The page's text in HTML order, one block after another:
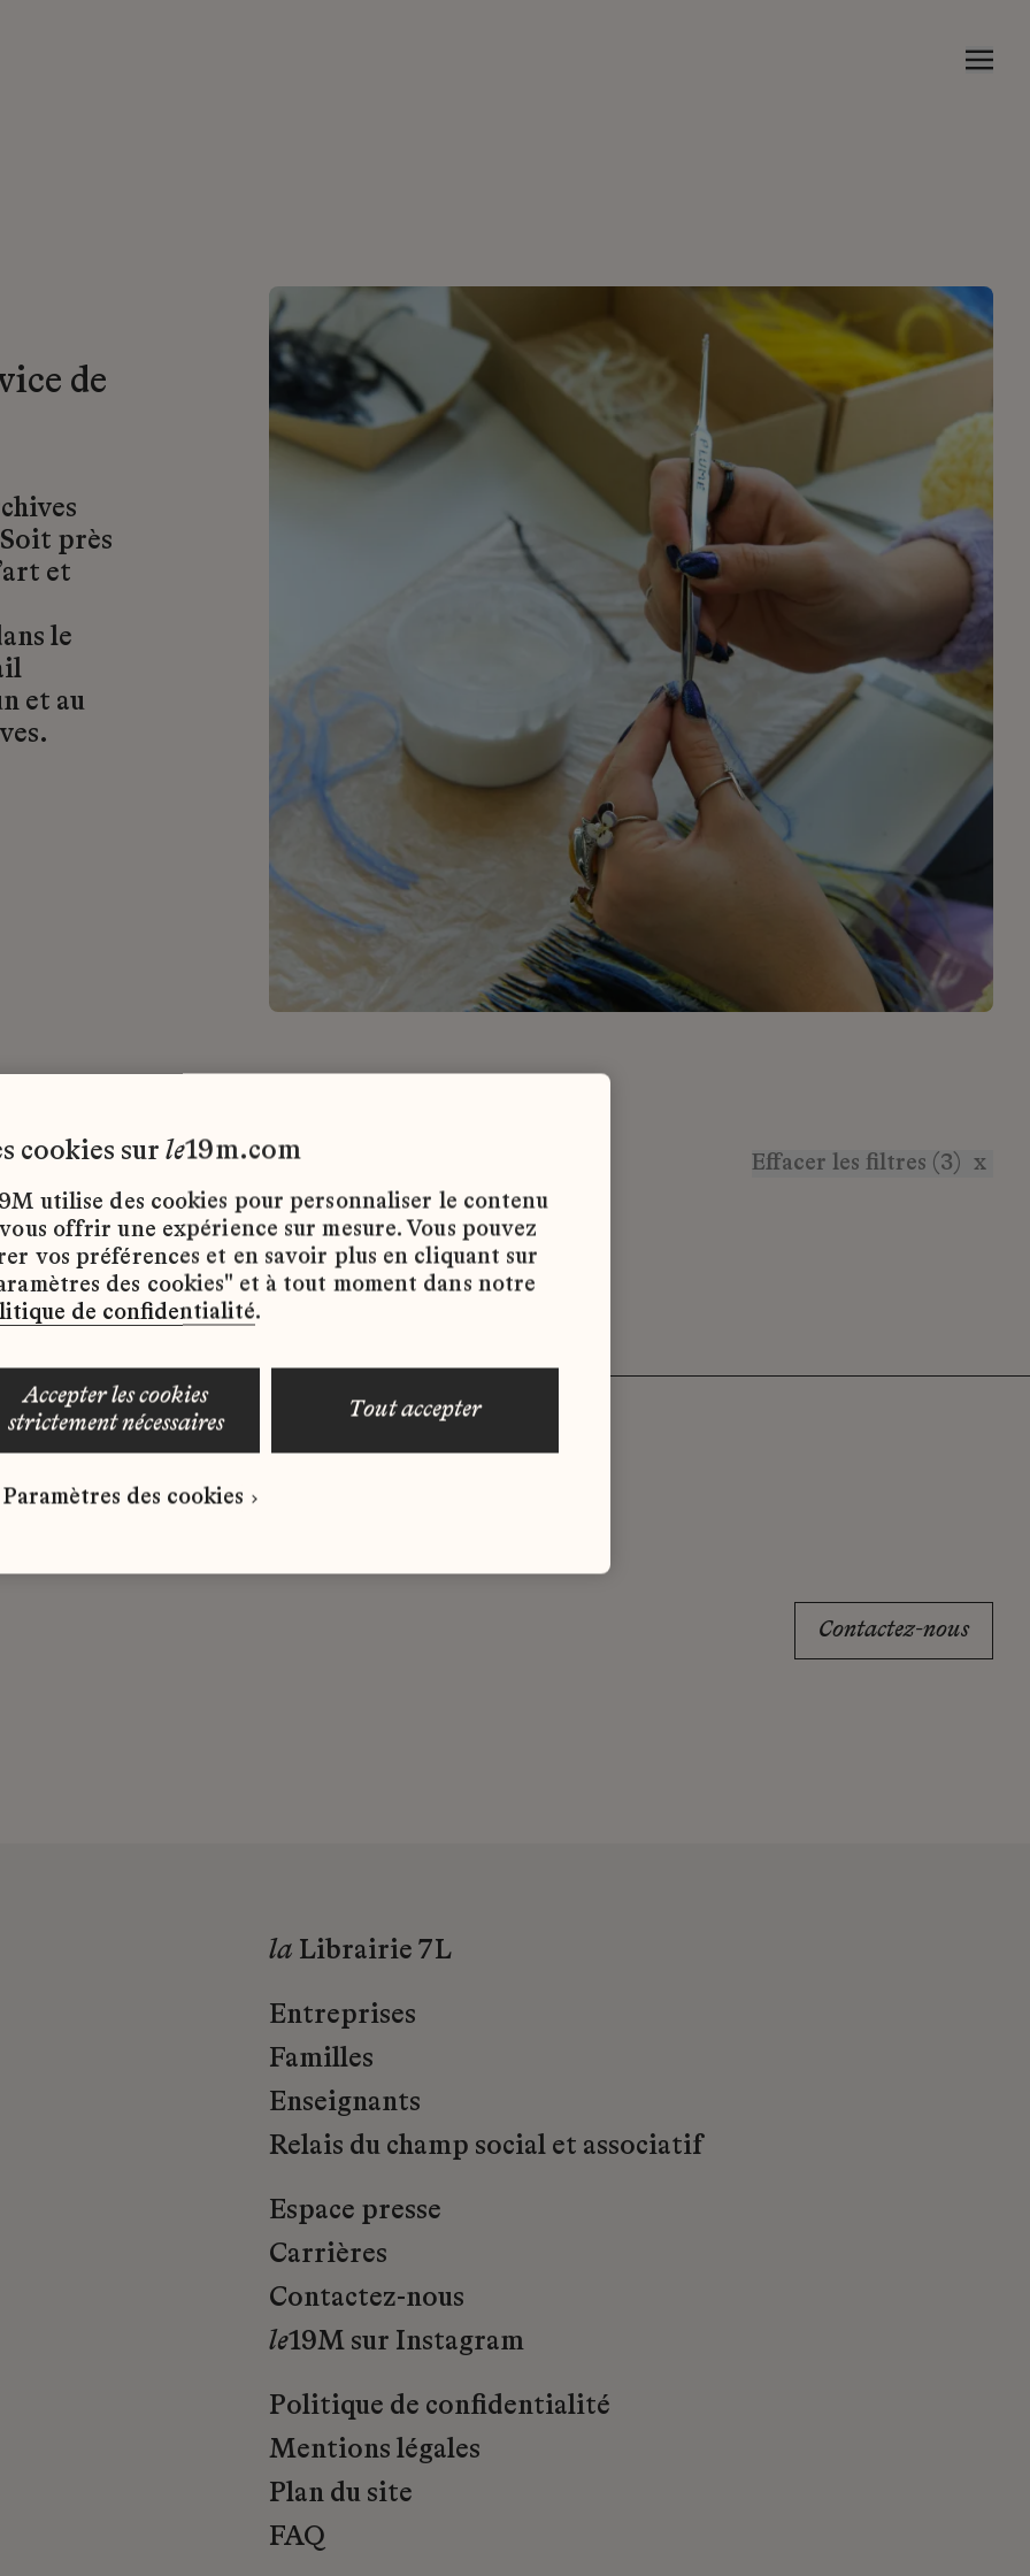
de
près
et
le
et au
Massaro Stage Effacer les filtres (3) x
d’emploi disponibles pour le moment.
correspond à votre profil ?
spontanée dès maintenant.
Contactez-nous
la Librairie 7L
Entreprises
Familles
Enseignants
Relais du champ social et associatif
Espace presse
Carrières
Contactez-nous
le19M sur Instagram
Politique de confidentialité
Mentions légales
Plan du site
FAQ
cookies sur le19m.com
utilise des cookies pour personnaliser le contenu
offrir une expérience sur mesure. Vous pouvez
vos préférences et en savoir plus en cliquant sur
des cookies" et à tout moment dans notre
de confidentialité.
accepter les cookies
strictement nécessaires
tout accepter
Paramètres des cookies